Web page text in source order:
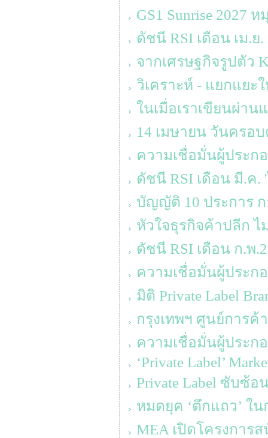
GS1 Sunrise 2027
ดัชนี RSI เดือน เม.ย
จากเศรษฐกิจรูปตัว
วิเคราะห์ - แยกแยะใ
ในเมื่อเราเขียนผ่า
14 เมษายน วันครอ
ความเชื่อมั่นผู้ประก
ดัชนี RSI เดือน มี.ค.
บัญญัติ 10 ประการ ก
หัวใจธุรกิจค้าปลีก ไ
ดัชนี RSI เดือน ก.พ
ความเชื่อมั่นผู้ประก
มิติ Private Label
กรุงเทพฯ ศูนย์การค้
ความเชื่อมั่นผู้ประก
‘Private Label’
Private Label ซับซ้
หมดยุค ‘ตึกแถว’ ใ
MEA เปิดโครงการส